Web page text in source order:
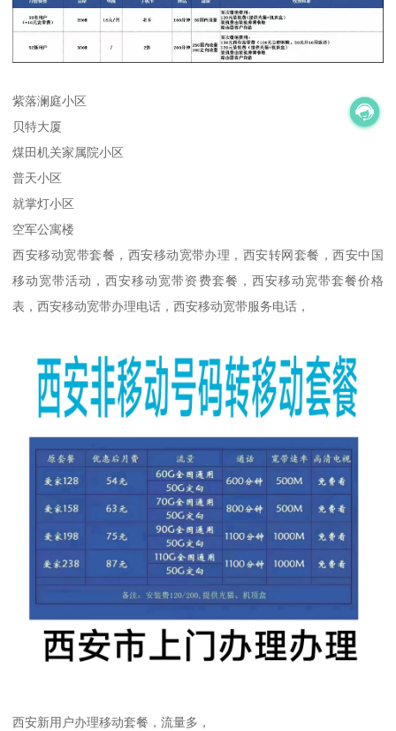
紫落澜庭小区
贝特大厦
煤田机关家属院小区
普天小区
就掌灯小区
空军公寓楼
西安移动宽带套餐，西安移动宽带办理，西安转网套餐，西安中国
移动宽带活动，西安移动宽带资费套餐，西安移动宽带套餐价格
表，西安移动宽带办理电话，西安移动宽带服务电话，
西安新用户办理移动套餐，流量多，